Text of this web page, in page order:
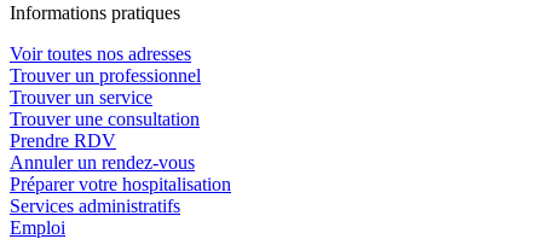
Informations pratiques
Voir toutes nos adresses
Trouver un professionnel
Trouver un service
Trouver une consultation
Prendre RDV
Annuler un rendez-vous
Préparer votre hospitalisation
Services administratifs
Emploi​